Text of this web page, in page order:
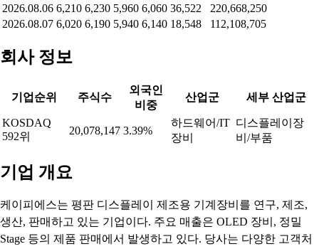
2026.08.06 6,210 6,230 5,960 6,060 36,522
220,668,250
2026.08.07 6,020 6,190 5,940 6,140 18,548 112,108,705
회사 정보
기업순위 주식수
외국인
비중
산업군 세부 산업군
KOSDAQ
592위
20,078,147 3.39%
하드웨어/IT
장비
디스플레이장
비/부품
기업 개요
케이피에스는 평판 디스플레이 제조용 기계장비를 연구, 제조,
생산, 판매하고 있는 기업이다. 주요 매출은 OLED 장비, 정밀
Stage 등의 제품 판매에서 발생하고 있다. 당사는 다양한 고객처